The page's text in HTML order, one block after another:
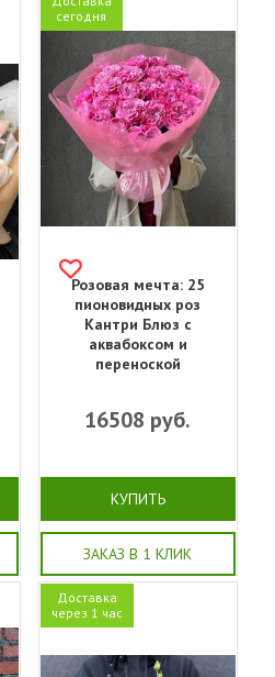
сегодня
Розовая мечта: 25
пионовидных роз
Кантри Блюз с
аквабоксом и
переноской
16508 руб.
КУПИТЬ
ЗАКАЗ В 1 КЛИК
Доставка
через 1 час